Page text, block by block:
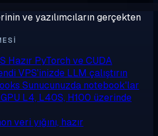
ve yazılımcıların gerçekten
Hazır PyTorch ve CUDA
VPS'inizde LLM çalıştırın
Sunucunuzda notebook'lar
L4, L40S, H100 üzerinde
veri yığını, hazır